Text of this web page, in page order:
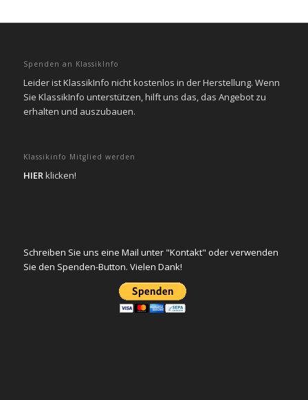
Spenden an KlassikInfo
Leider ist KlassikInfo nicht kostenlos in der Herstellung. Wenn
Sie KlassikInfo unterstützen, hilft uns das, das Angebot zu
erhalten und auszubauen.
Klassikinfo Mitglied werden
HIERklicken!
Schreiben Sie uns eine Mail unter "Kontakt" oder verwenden
Sie den Spenden-Button. Vielen Dank!